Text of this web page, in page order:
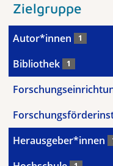
Zielgruppe
Autor*innen 1
Bibliothek 1
Herausgeber*innen